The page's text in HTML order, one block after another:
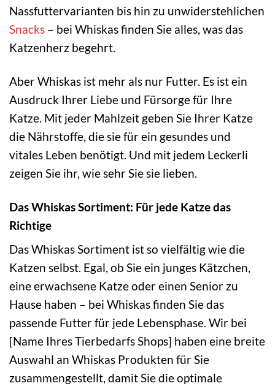
Nassfuttervarianten bis hin zu unwiderstehlichen
Snacks – bei Whiskas finden Sie alles, was das
Katzenherz begehrt.
Aber Whiskas ist mehr als nur Futter. Es ist ein
Ausdruck Ihrer Liebe und Fürsorge für Ihre
Katze. Mit jeder Mahlzeit geben Sie Ihrer Katze
die Nährstoffe, die sie für ein gesundes und
vitales Leben benötigt. Und mit jedem Leckerli
zeigen Sie ihr, wie sehr Sie sie lieben.
Das Whiskas Sortiment: Für jede Katze das
Richtige
Das Whiskas Sortiment ist so vielfältig wie die
Katzen selbst. Egal, ob Sie ein junges Kätzchen,
eine erwachsene Katze oder einen Senior zu
Hause haben – bei Whiskas finden Sie das
passende Futter für jede Lebensphase. Wir bei
[Name Ihres Tierbedarfs Shops] haben eine breite
Auswahl an Whiskas Produkten für Sie
zusammengestellt, damit Sie die optimale